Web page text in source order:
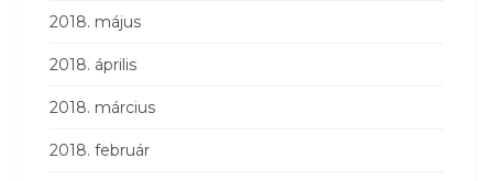
2018. május
2018. április
2018. március
2018. február